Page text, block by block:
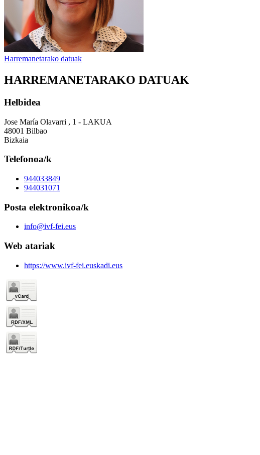
Harremanetarako datuak
HARREMANETARAKO DATUAK
Helbidea
Jose María Olavarri , 1 - LAKUA
48001 Bilbao
Bizkaia
Telefonoa/k
944033849
944031071
Posta elektronikoa/k
info@ivf-fei.eus
Web atariak
https://www.ivf-fei.euskadi.eus